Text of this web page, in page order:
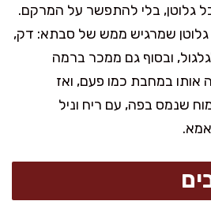
גלוטן, בלי להתפשר על המרקם.
שמרגיש ממש של סבתא: דק,
ובסוף גם ממכר ברמה
אותו במחבת כמו פעם, ואז
שנמס בפה, עם ריח וניל